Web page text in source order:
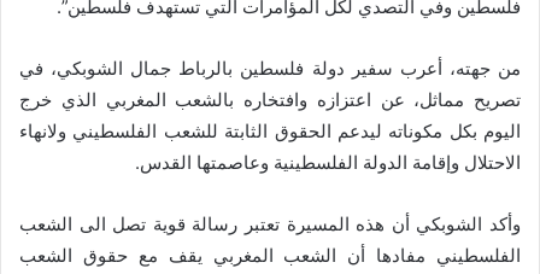
فلسطين وفي التصدي لكل المؤامرات التي تستهدف فلسطين”.
من جهته، أعرب سفير دولة فلسطين بالرباط جمال الشوبكي، في
تصريح مماثل، عن اعتزازه وافتخاره بالشعب المغربي الذي خرج
اليوم بكل مكوناته ليدعم الحقوق الثابتة للشعب الفلسطيني ولانهاء
الاحتلال وإقامة الدولة الفلسطينية وعاصمتها القدس.
وأكد الشوبكي أن هذه المسيرة تعتبر رسالة قوية تصل الى الشعب
الفلسطيني مفادها أن الشعب المغربي يقف مع حقوق الشعب